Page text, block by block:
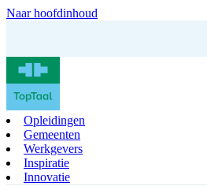
Naar hoofdinhoud
Opleidingen
Gemeenten
Werkgevers
Inspiratie
Innovatie